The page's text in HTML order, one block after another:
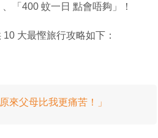
「400 蚊一日 點會唔夠」！
大最慳旅行攻略如下：
父母比我更痛苦！」